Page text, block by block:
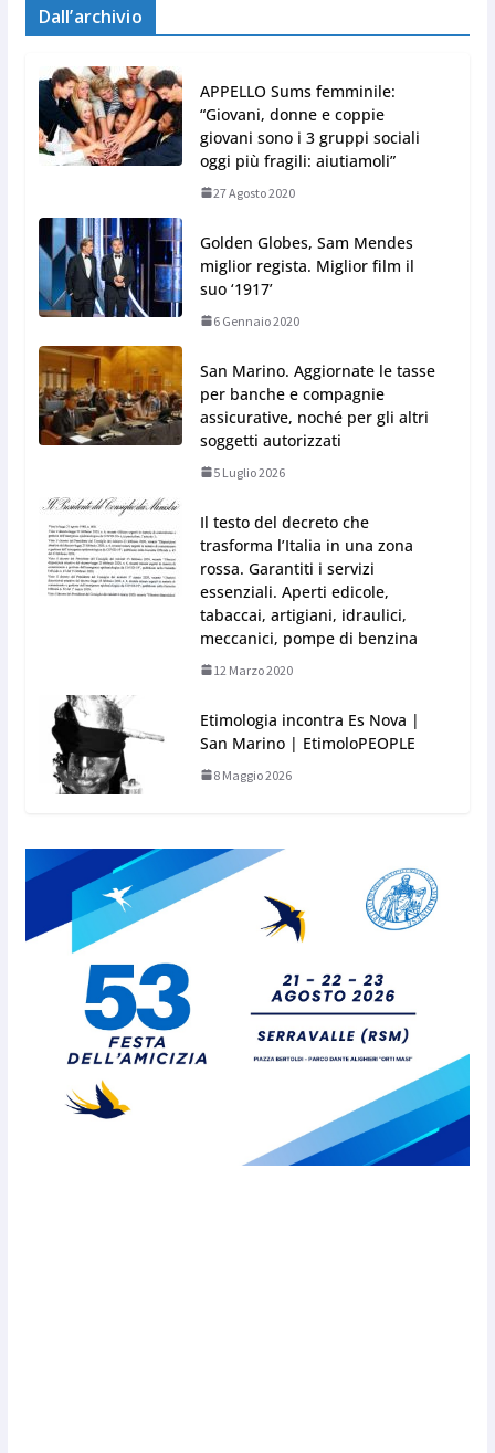
Dall’archivio
APPELLO Sums femminile:
“Giovani, donne e coppie
giovani sono i 3 gruppi sociali
oggi più fragili: aiutiamoli”
27 Agosto 2020
Golden Globes, Sam Mendes
miglior regista. Miglior film il
suo ‘1917’
6 Gennaio 2020
San Marino. Aggiornate le tasse
per banche e compagnie
assicurative, noché per gli altri
soggetti autorizzati
5 Luglio 2026
Il testo del decreto che
trasforma l’Italia in una zona
rossa. Garantiti i servizi
essenziali. Aperti edicole,
tabaccai, artigiani, idraulici,
meccanici, pompe di benzina
12 Marzo 2020
Etimologia incontra Es Nova |
San Marino | EtimoloPEOPLE
8 Maggio 2026